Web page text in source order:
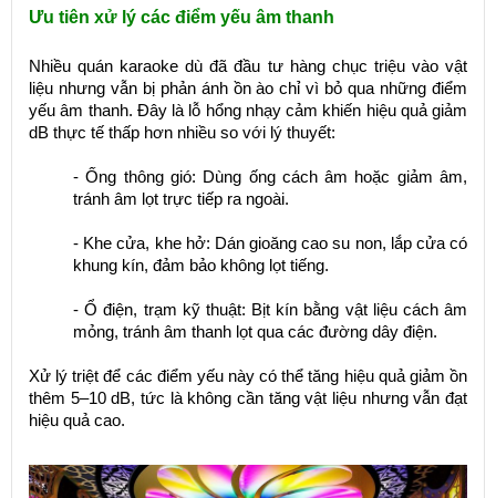
Ưu tiên xử lý các điểm yếu âm thanh
Nhiều quán karaoke dù đã đầu tư hàng chục triệu vào vật
liệu nhưng vẫn bị phản ánh ồn ào chỉ vì bỏ qua những điểm
yếu âm thanh. Đây là lỗ hổng nhạy cảm khiến hiệu quả giảm
dB thực tế thấp hơn nhiều so với lý thuyết:
- Ống thông gió: Dùng ống cách âm hoặc giảm âm,
tránh âm lọt trực tiếp ra ngoài.
- Khe cửa, khe hở: Dán gioăng cao su non, lắp cửa có
khung kín, đảm bảo không lọt tiếng.
- Ổ điện, trạm kỹ thuật: Bịt kín bằng vật liệu cách âm
mỏng, tránh âm thanh lọt qua các đường dây điện.
Xử lý triệt để các điểm yếu này có thể tăng hiệu quả giảm ồn
thêm 5–10 dB, tức là không cần tăng vật liệu nhưng vẫn đạt
hiệu quả cao.